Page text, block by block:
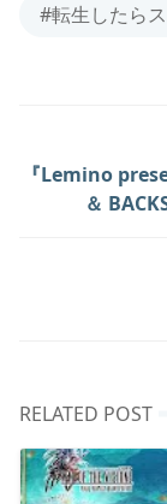
#転生したら
『Lemino
＆
RELATED POST